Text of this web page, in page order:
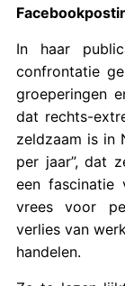
In haar
confrontatie
groeperingen
dat rechts-
zeldzaam is in
per jaar”, dat
een fascinatie
vrees voor
verlies van
handelen.